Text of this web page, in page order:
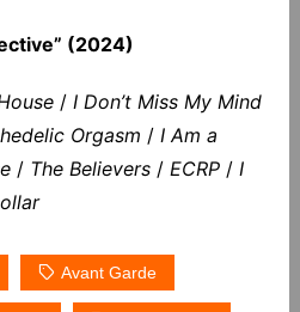
(2024)
/ I Don’t Miss My Mind
Orgasm / I Am a
/ The Believers/ ECRP/ I
Avant Garde